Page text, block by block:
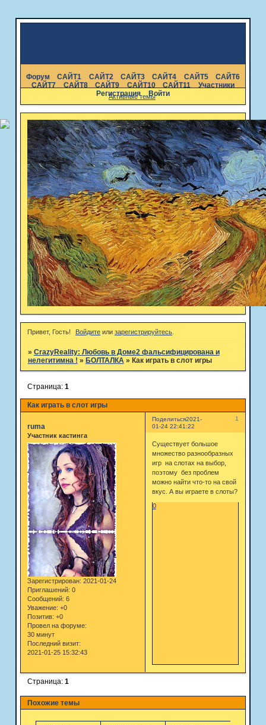
Форум САЙТ1 САЙТ2 САЙТ3 САЙТ4 САЙТ5
САЙТ6
САЙТ7
САЙТ8 САЙТ9 САЙТ10 САЙТ11
Участники
Регистрация
Войти
Активные темы
Привет, Гость! Войдите илизарегистрируйтесь
» CrazyReality: Любовь в Доме2 фальсифицирована и
нелегитимна ! » БОЛТАЛКА » Как играть в слот игры
Как играть в слот игры
Страница: 1
Поделиться 1
2021-
01-24 22:41:22
ruma
Участник кастинга
Зарегистрирован: 2021-01-24
Приглашений: 0
Сообщений: 6
Уважение: +0
Позитив: +0
Провел на форуме:
30 минут
Последний визит:
2021-01-25 15:32:43
Существует большое
множество разнообразных
игр на слотах на выбор,
поэтому без проблем
можно найти что-то на свой
вкус. А вы играете в слоты?
0
Страница: 1
Похожие темы